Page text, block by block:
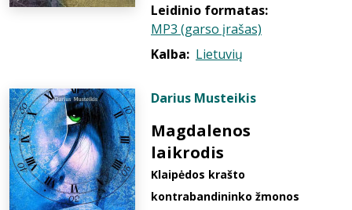
Leidinio formatas:
MP3 (garso įrašas)
Kalba: Lietuvių
Darius Musteikis
Magdalenos
laikrodis
Klaipėdos krašto
kontrabandininko žmonos